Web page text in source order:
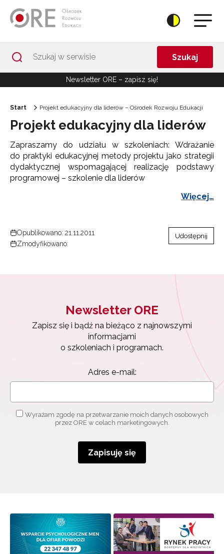
Szukaj
Newsletter ORE – zapisz się!
Start Projekt edukacyjny dla liderów – Ośrodek Rozwoju Edukacji
Projekt edukacyjny dla liderów
Zapraszamy do udziału w szkoleniach: Wdrażanie
do praktyki edukacyjnej metody projektu jako strategii
dydaktycznej wspomagającej realizację podstawy
programowej – szkolenie dla liderów
Więcej…
Opublikowano: 21.11.2011
Zmodyfikowano:
Udostępnij
Newsletter ORE
Zapisz się i bądź na bieżąco z najnowszymi
informacjami
o szkoleniach i programach.
Adres e-mail:
Wyrażam zgodę na przetwarzanie moich danych osobowych
przez ORE w celach marketingowych.
Zapisuję się